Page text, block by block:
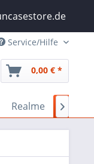
Service/Hilfe
0,00 € *
Realme Wiko
